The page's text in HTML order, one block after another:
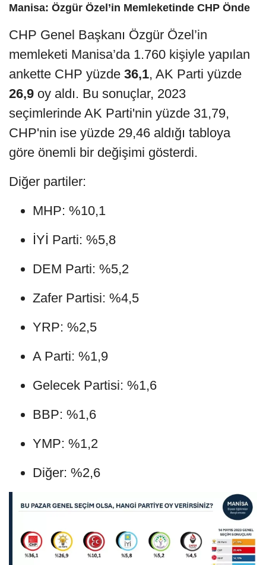
Manisa: Özgür Özel’in Memleketinde CHP Önde
CHP Genel Başkanı Özgür Özel’in
memleketi Manisa’da 1.760 kişiyle yapılan
ankette CHP yüzde 36,1, AK Parti yüzde
26,9 oy aldı. Bu sonuçlar, 2023
seçimlerinde AK Parti'nin yüzde 31,79,
CHP'nin ise yüzde 29,46 aldığı tabloya
göre önemli bir değişimi gösterdi.
Diğer partiler:
MHP: %10,1
İYİ Parti: %5,8
DEM Parti: %5,2
Zafer Partisi: %4,5
YRP: %2,5
A Parti: %1,9
Gelecek Partisi: %1,6
BBP: %1,6
YMP: %1,2
Diğer: %2,6